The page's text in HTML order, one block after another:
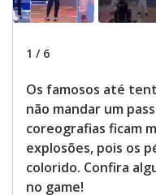
1 / 6
Os famosos até
não mandar um
coreografias ficam
explosões, pois os
colorido. Confira
no game!